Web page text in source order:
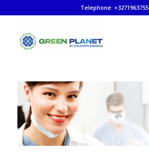
Telephone: +3271963755